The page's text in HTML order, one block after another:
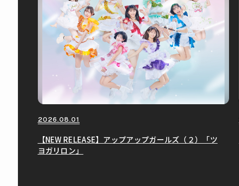
2026.08.01
【NEW RELEASE】アップアップガールズ（２）「ツ
ヨガリロン」